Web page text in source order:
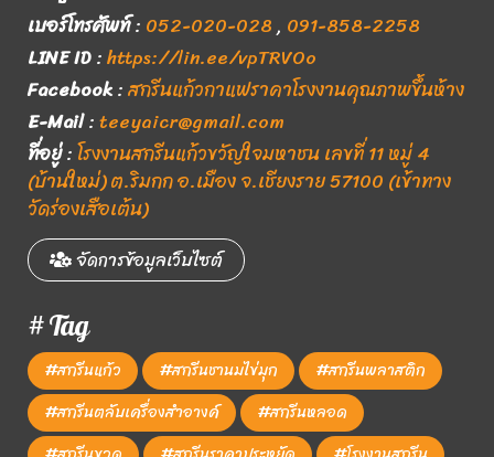
เบอร์โทรศัพท์: 052-020-028, 091-858-2258
LINE ID:https://lin.ee/vpTRVOo
Facebook:สกรีนแก้วกาแฟราคาโรงงานคุณภาพขึ้นห้าง
E-Mail:teeyaicr@gmail.com
ที่อยู่:โรงงานสกรีนแก้วขวัญใจมหาชน เลขที่ 11 หมู่ 4
(บ้านใหม่) ต.ริมกก อ.เมือง จ.เชียงราย 57100 (เข้าทาง
วัดร่องเสือเต้น)
จัดการข้อมูลเว็บไซต์
# Tag
#สกรีนแก้ว #สกรีนชานมไข่มุก
#สกรีนพลาสติก
#สกรีนตลับเครื่องสำอางค์
#สกรีนหลอด